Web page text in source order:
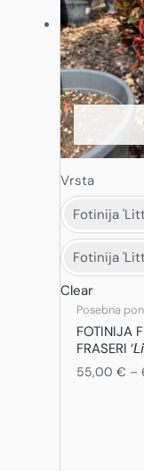
Vrsta
Fotinija
Fotinija
Clear
Posebna
FOTINIJA
FRASERI
55,00 € –
Možnosti
lahko
izberete
na
izdelka